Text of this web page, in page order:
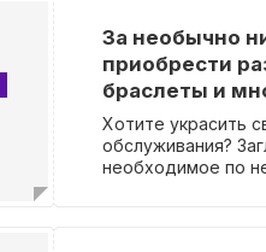
За необычно
приобрести
браслеты и
Хотите украсить
обслуживания?
необходимое по